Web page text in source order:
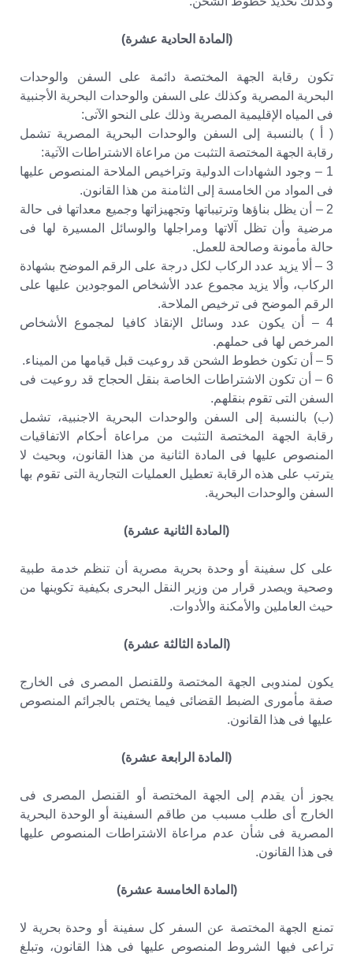
(المادة الحادية عشرة)
تكون رقابة الجهة المختصة دائمة على السفن والوحدات
البحرية المصرية وكذلك على السفن والوحدات البحرية الأجنبية
فى المياه الإقليمية المصرية وذلك على النحو الآتى:
( أ ) بالنسبة إلى السفن والوحدات البحرية المصرية تشمل
رقابة الجهة المختصة التثبت من مراعاة الاشتراطات الآتية:
1 – وجود الشهادات الدولية وتراخيص الملاحة المنصوص عليها
فى المواد من الخامسة إلى الثامنة من هذا القانون.
2 – أن يظل بناؤها وترتيباتها وتجهيزاتها وجميع معداتها فى حالة
مرضية وأن تظل آلاتها ومراجلها والوسائل المسيرة لها فى
حالة مأمونة وصالحة للعمل.
3 – ألا يزيد عدد الركاب لكل درجة على الرقم الموضح بشهادة
الركاب، وألا يزيد مجموع عدد الأشخاص الموجودين عليها على
الرقم الموضح فى ترخيص الملاحة.
4 – أن يكون عدد وسائل الإنقاذ كافيا لمجموع الأشخاص
المرخص لها فى حملهم.
5 – أن تكون خطوط الشحن قد روعيت قبل قيامها من الميناء.
6 – أن تكون الاشتراطات الخاصة بنقل الحجاج قد روعيت فى
السفن التى تقوم بنقلهم.
(ب) بالنسبة إلى السفن والوحدات البحرية الاجنبية، تشمل
رقابة الجهة المختصة التثبت من مراعاة أحكام الاتفاقيات
المنصوص عليها فى المادة الثانية من هذا القانون، وبحيث لا
يترتب على هذه الرقابة تعطيل العمليات التجارية التى تقوم بها
السفن والوحدات البحرية.
(المادة الثانية عشرة)
على كل سفينة أو وحدة بحرية مصرية أن تنظم خدمة طبية
وصحية ويصدر قرار من وزير النقل البحرى بكيفية تكوينها من
حيث العاملين والأمكنة والأدوات.
(المادة الثالثة عشرة)
يكون لمندوبى الجهة المختصة وللقنصل المصرى فى الخارج
صفة مأمورى الضبط القضائى فيما يختص بالجرائم المنصوص
عليها فى هذا القانون.
(المادة الرابعة عشرة)
يجوز أن يقدم إلى الجهة المختصة أو القنصل المصرى فى
الخارج أى طلب مسبب من طاقم السفينة أو الوحدة البحرية
المصرية فى شأن عدم مراعاة الاشتراطات المنصوص عليها
فى هذا القانون.
(المادة الخامسة عشرة)
تمنع الجهة المختصة عن السفر كل سفينة أو وحدة بحرية لا
تراعى فيها الشروط المنصوص عليها فى هذا القانون، وتبلغ